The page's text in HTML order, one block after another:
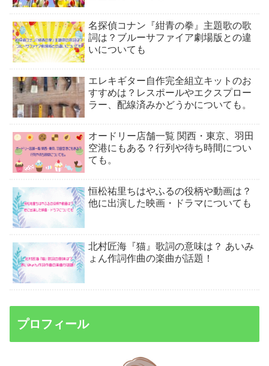
名探偵コナン『紺青の拳』主題歌の歌
詞は？ブルーサファイア劇場版との違
いについても
エレキギター自作完全組立キットのお
すすめは？レスポールやエクスプロー
ラー、配線済みかどうかについても。
オードリー店舗一覧 関西・東京、羽田
空港にもある？行列や待ち時間につい
ても。
恒松祐里ちはやふるの役柄や動画は？
他に出演した映画・ドラマについても
北村匠海『猫』歌詞の意味は？ あいみ
ょん作詞作曲の楽曲が話題！
プロフィール